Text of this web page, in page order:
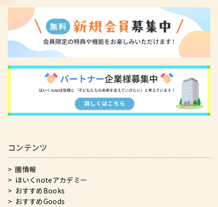
コンテンツ
園情報
ほいくnoteアカデミー
おすすめBooks
おすすめGoods